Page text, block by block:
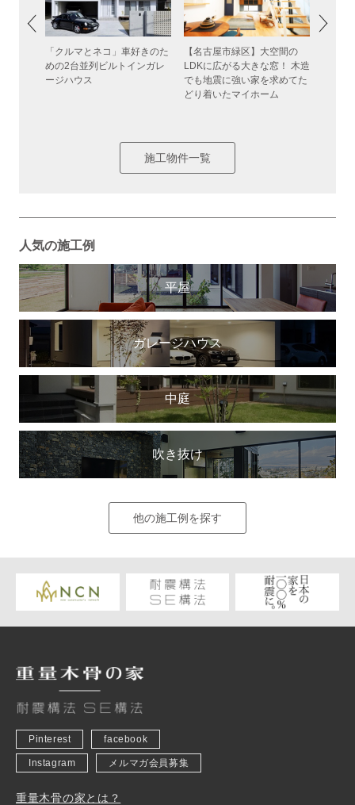
「クルマとネコ」車好きのた
めの2台並列ビルトインガレ
ージハウス
【名古屋市緑区】大空間の
LDKに広がる大きな窓！ 木造
でも地震に強い家を求めてた
どり着いたマイホーム
施工物件一覧
人気の施工例
平屋
ガレージハウス
中庭
吹き抜け
他の施工例を探す
Pinterest facebook
Instagram メルマガ会員募集
重量木骨の家とは？